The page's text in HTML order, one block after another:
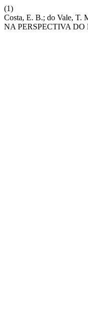
(1)
Costa, E. B.; do Vale,
NA PERSPECTIVA